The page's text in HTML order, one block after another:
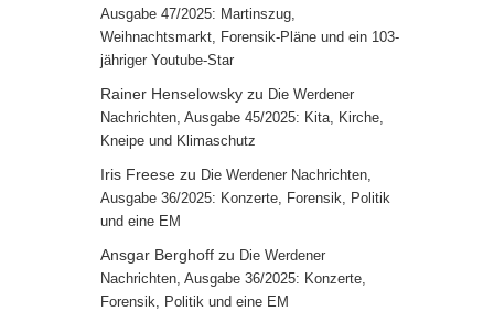
Ausgabe 47/2025: Martinszug,
Weihnachtsmarkt, Forensik-Pläne und ein 103-
jähriger Youtube-Star
Rainer Henselowsky zu Die Werdener
Nachrichten, Ausgabe 45/2025: Kita, Kirche,
Kneipe und Klimaschutz
Iris Freese zu Die Werdener Nachrichten,
Ausgabe 36/2025: Konzerte, Forensik, Politik
und eine EM
Ansgar Berghoff zu Die Werdener
Nachrichten, Ausgabe 36/2025: Konzerte,
Forensik, Politik und eine EM